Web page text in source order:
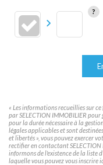
« Les informations recueillies sur
par SELECTION IMMOBILIER
pour la durée nécessaire à la
légales applicables et sont
et libertés », vous pouvez exercer
rectifier en contactant
informons de l'existence de la liste
laquelle vous pouvez vous inscrire